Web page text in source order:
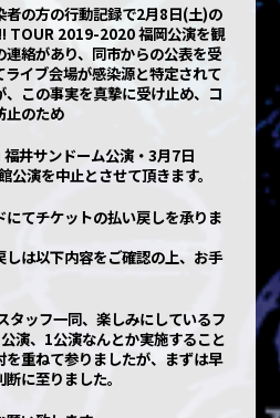
者の方の行動記録で2月8日(土)の
TOUR 2019-2020 福岡公演を観
絡があり、同市からの公表を受
イブ会場が感染源と特定されて
この事実を真摯に受け止め、コ
止のため
井サンドーム公演・3月7日
演を中止とさせて頂きます。
てチケットの払い戻しを承りま
は以下内容をご確認の上、お手
タッフ一同、楽しみにしているフ
演、1公演なんとか実施すること
重ねて参りましたが、まずは早
に至りました。